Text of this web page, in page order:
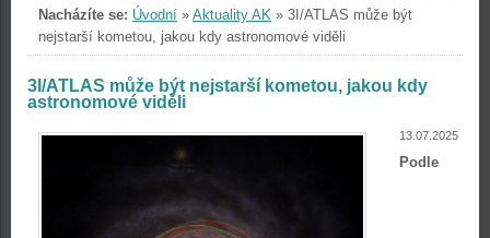
Nacházíte se: Úvodní » Aktuality AK » 3I/ATLAS může být
nejstarší kometou, jakou kdy astronomové viděli
3I/ATLAS může být nejstarší kometou, jakou kdy
astronomové viděli
13.07.2025
Podle